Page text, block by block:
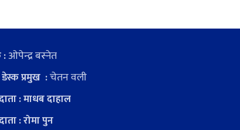
:ओपेन्द्र बस्नेत
प्रमुख :चेतन वली
: माधब दाहाल
: रोमा पुन